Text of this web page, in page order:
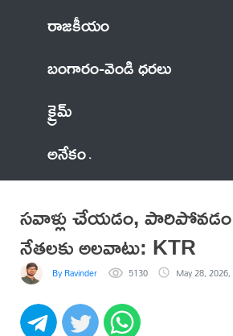
రాజకీయం
బంగారం-వెండి ధరలు
క్రైమ్
అనేకం
సవాళ్లు చేయడం, పారిపోవడం
నేతలకు అలవాటు: KTR
By Ravinder 5130 May 28,